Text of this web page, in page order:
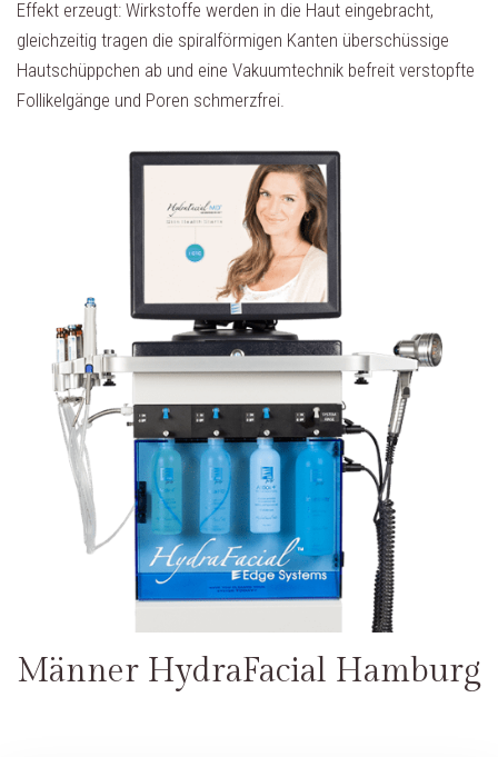
Effekt erzeugt: Wirkstoffe werden in die Haut eingebracht,
gleichzeitig tragen die spiralförmigen Kanten überschüssige
Hautschüppchen ab und eine Vakuumtechnik befreit verstopfte
Follikelgänge und Poren schmerzfrei.
Männer HydraFacial Hamburg